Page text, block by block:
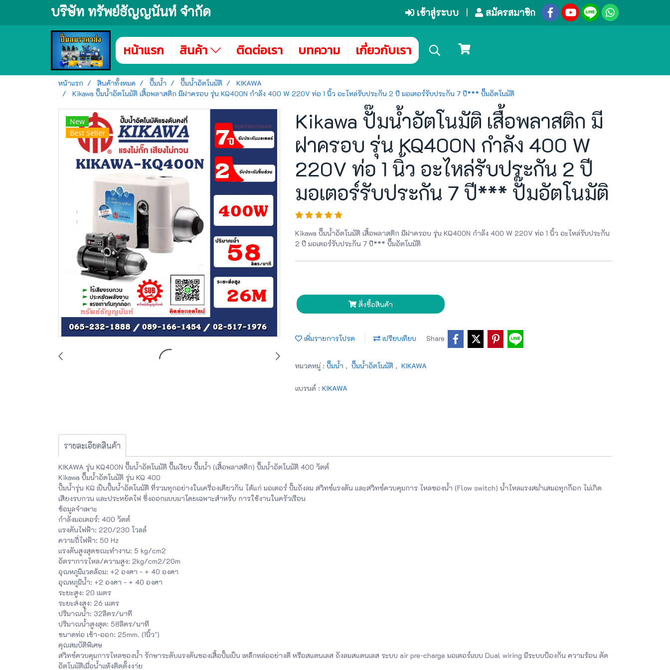
บริษัท ทรัพย์ธัญญนันท์ จำกัด เข้าสู่ระบบ สมัครสมาชิก
หน้าแรก สินค้า ติดต่อเรา บทความ เกี่ยวกับเรา
หน้าแรก สินค้าทั้งหมด ปั๊มน้ำ ปั๊มน้ำอัตโนมัติ
KIKAWA
Kikawa ปั๊มน้ำอัตโนมัติ เสื้อพลาสติก มีฝาครอบ รุ่น KQ400N กำลัง 400 W 220V ท่อ 1 นิ้ว อะไหล่รับประกัน 2 ปี มอเตอร์รับประกัน 7 ปี*** ปั๊มอัตโนมัติ
New
Best Seller
Kikawa ปั๊มน้ำอัตโนมัติ เสื้อพลาสติก มี
ฝาครอบ รุ่น KQ400N กำลัง 400 W
220V ท่อ 1 นิ้ว อะไหล่รับประกัน 2 ปี
มอเตอร์รับประกัน 7 ปี*** ปั๊มอัตโนมัติ
Kikawa ปั๊มน้ำอัตโนมัติ เสื้อพลาสติก มีฝาครอบ รุ่น KQ400N กำลัง 400 W 220V ท่อ 1 นิ้ว อะไหล่รับประกัน
2 ปี มอเตอร์รับประกัน 7 ปี*** ปั๊มอัตโนมัติ
สั่งซื้อสินค้า
เพิ่มรายการโปรด เปรียบเทียบ Share
หมวดหมู่ : ปั๊มน้ำ , ปั๊มน้ำอัตโนมัติ , KIKAWA
แบรนด์ : KIKAWA
รายละเอียดสินค้า
KIKAWA รุ่น KQ400N ปั๊มน้ำอัตโนมัติ ปั๊มเงียบ ปั๊มน้ำ (เสื้อพลาสติก) ปั๊มน้ำอัตโนมัติ 400 วัตต์
Kikawa ปั๊มน้ำอัตโนมัติ รุ่น KQ 400
ปั้มน้ำรุ่น KQ เป็นปั้มน้ำอัตโนมัติ ที่รวมทุกอย่างในเครื่องเดียวกัน ได้แก่ มอเตอร์ ปั้มถังลม สวิทซ์แรงดัน และสวิทซ์ควบคุมการ ไหลของน้ำ (Flow switch) น้ำไหลแรงสม่ำเสมอทุกก๊อก ไม่เกิด
เสียงรบกวน และประหยัดไฟ ซึ่งออกแบบมาโดยเฉพาะสำหรับ การใช้งานในครัวเรือน
ข้อมูลจำเพาะ
กำลังมอเตอร์: 400 วัตต์
แรงดันไฟฟ้า: 220/230 โวลล์
ความถี่ไฟฟ้า: 50 Hz
แรงดันสูงสุดขณะทำงาน: 5 kg/cm2
อัตราการไหล/ความสูง: 2kg/cm2/20m
อุณหภูมิแวดล้อม: +2 องศา - + 40 องศา
อุณหภูมิน้ำ: +2 องศา - + 40 องศา
ระยะสูง: 20 เมตร
ระยะส่งสูง: 26 เมตร
ปริมาณน้ำ: 32ลิตร/นาที
ปริมาณน้ำสูงสุด: 58ลิตร/นาที
ขนาดท่อ เข้า-ออก: 25mm. (1นิ้ว")
คุณสมบัติพิเศษ
สวิทซ์ควบคุมการไหลของน้ำ รักษาระดับแรงดันของเสื้อปั้มเป็น เหล็กหล่ออย่างดี หรือสแตนเลส ถังลมสแตนเลส ระบบ air pre-charge มอเตอร์แบบ Dual wiring มีระบบป้องกัน ความร้อน ตัด
อัตโนมัติเมื่อน้ำแห้งติดตั้งงา่ย